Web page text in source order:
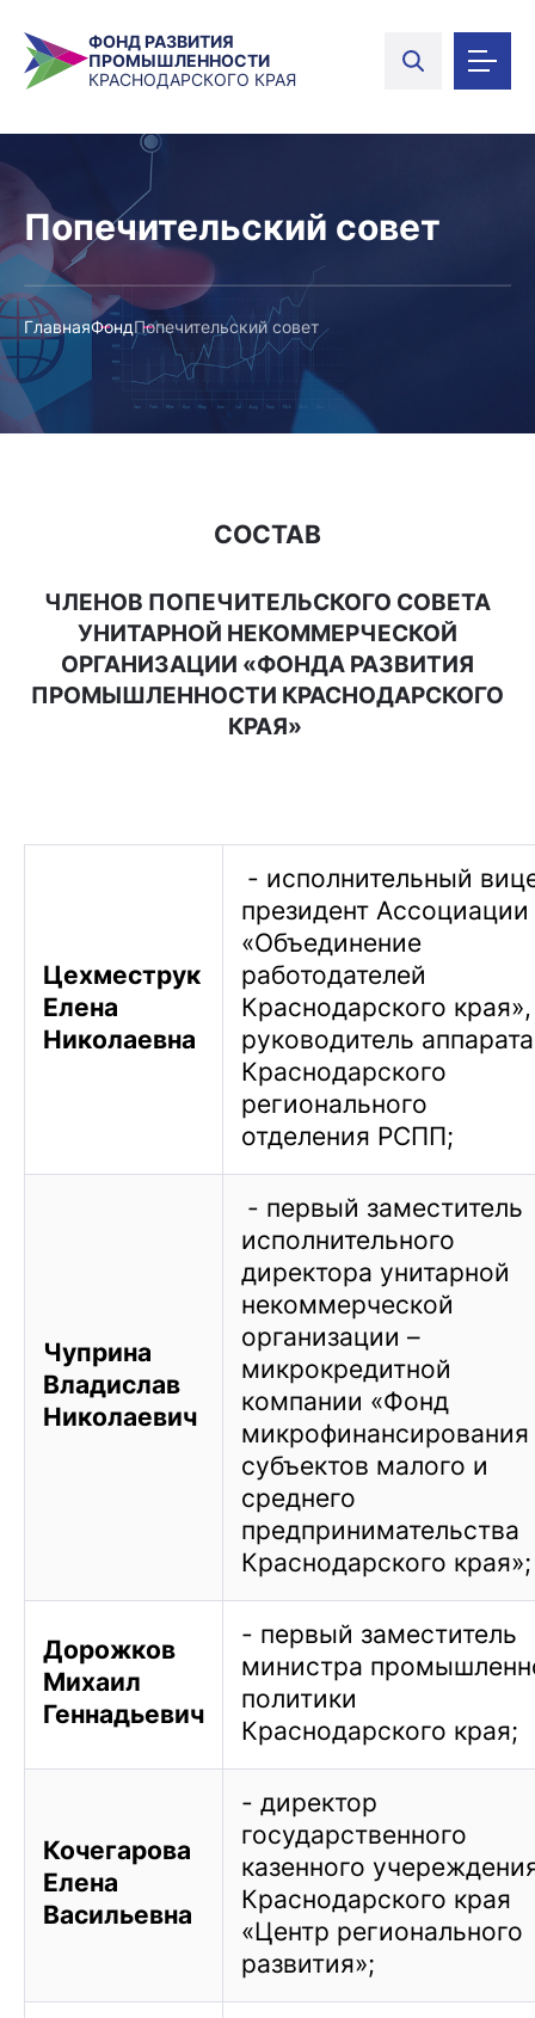
ФОНД РАЗВИТИЯ
ПРОМЫШЛЕННОСТИ
КРАСНОДАРСКОГО КРАЯ
Попечительский совет
ГлавнаяФондПопечительский совет
СОСТАВ
ЧЛЕНОВ ПОПЕЧИТЕЛЬСКОГО СОВЕТА
УНИТАРНОЙ НЕКОММЕРЧЕСКОЙ
ОРГАНИЗАЦИИ «ФОНДА РАЗВИТИЯ
ПРОМЫШЛЕННОСТИ КРАСНОДАРСКОГО
КРАЯ»
Цехместрук
Елена
Николаевна
- исполнительный
президент Ассоциации
«Объединение
работодателей
Краснодарского края»,
руководитель аппарата
Краснодарского
регионального
отделения РСПП;
Чуприна
Владислав
Николаевич
- первый заместитель
исполнительного
директора унитарной
некоммерческой
организации –
микрокредитной
компании «Фонд
микрофинансирования
субъектов малого и
среднего
предпринимательства
Краснодарского края»;
Дорожков
Михаил
Геннадьевич
- первый заместитель
министра
политики
Краснодарского края;
Кочегарова
Елена
Васильевна
- директор
государственного
казенного
Краснодарского края
«Центр регионального
развития»;